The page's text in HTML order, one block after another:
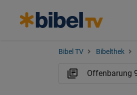
Bibel TV Bibelthek